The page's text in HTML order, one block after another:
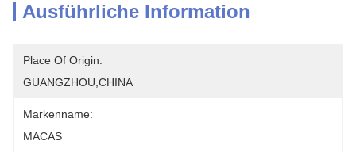
Ausführliche Information
Place Of Origin:
GUANGZHOU,CHINA
Markenname:
MACAS